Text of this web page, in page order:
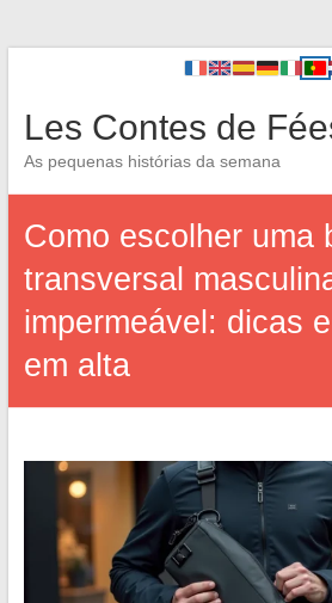
Les Contes de
As pequenas histórias da semana
Como escolher uma
transversal
impermeável: dicas
em alta